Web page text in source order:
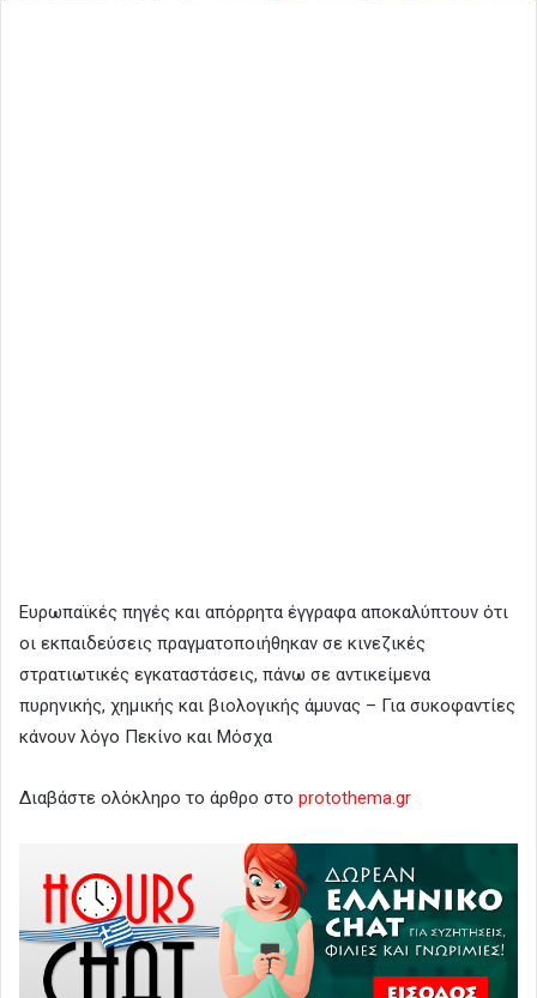
Ευρωπαϊκές πηγές και απόρρητα έγγραφα αποκαλύπτουν ότι
οι εκπαιδεύσεις πραγματοποιήθηκαν σε κινεζικές
στρατιωτικές εγκαταστάσεις, πάνω σε αντικείμενα
πυρηνικής, χημικής και βιολογικής άμυνας – Για συκοφαντίες
κάνουν λόγο Πεκίνο και Μόσχα
Διαβάστε ολόκληρο το άρθρο στο protothema.gr